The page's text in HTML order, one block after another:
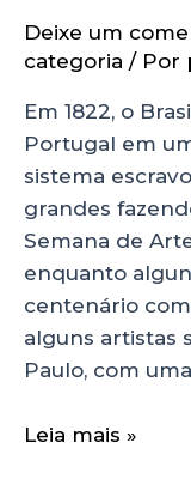
Deixe um
categoria / Por
Em 1822, o
Portugal em
sistema
grandes
Semana de
enquanto
centenário
alguns artistas
Paulo, com
Leia mais »